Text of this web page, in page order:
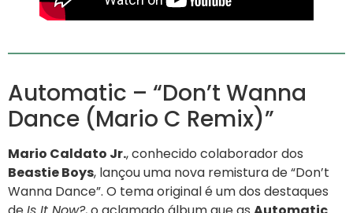
Automatic – “Don’t Wanna
Dance (Mario C Remix)”
Mario Caldato Jr., conhecido colaborador dos
Beastie Boys, lançou uma nova remistura de “Don’t
Wanna Dance”. O tema original é um dos destaques